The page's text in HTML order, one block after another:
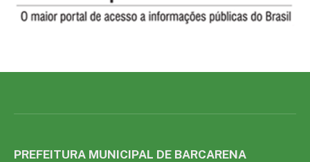
PREFEITURA MUNICIPAL DE BARCARENA